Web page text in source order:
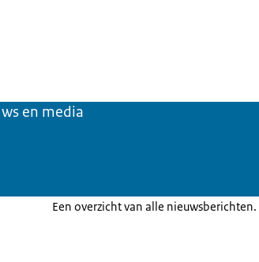
en media
Een overzicht van alle nieuwsberichten.